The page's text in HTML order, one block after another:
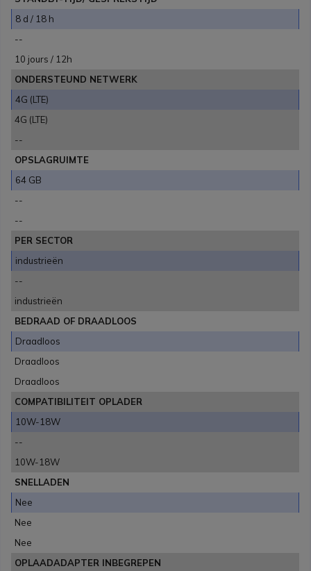
8 d / 18 h
--
10 jours / 12h
ONDERSTEUND NETWERK
4G (LTE)
4G (LTE)
--
OPSLAGRUIMTE
64 GB
--
--
PER SECTOR
industrieën
--
industrieën
BEDRAAD OF DRAADLOOS
Draadloos
Draadloos
Draadloos
COMPATIBILITEIT OPLADER
10W-18W
--
10W-18W
SNELLADEN
Nee
Nee
Nee
OPLAADADAPTER INBEGREPEN